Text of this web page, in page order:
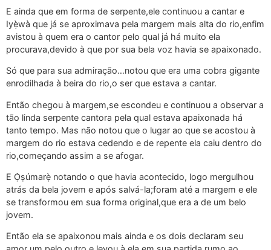
E ainda que em forma de serpente,ele continuou a cantar e
Iyẹ̀wà que já se aproximava pela margem mais alta do rio,enfim
avistou à quem era o cantor pelo qual já há muito ela
procurava,devido à que por sua bela voz havia se apaixonado.
Só que para sua admiração…notou que era uma cobra gigante
enrodilhada à beira do rio,o ser que estava a cantar.
Então chegou à margem,se escondeu e continuou a observar a
tão linda serpente cantora pela qual estava apaixonada há
tanto tempo. Mas não notou que o lugar ao que se acostou à
margem do rio estava cedendo e de repente ela caiu dentro do
rio,começando assim a se afogar.
E Ọ̀ṣúmarẹ̀ notando o que havia acontecido, logo mergulhou
atrás da bela jovem e após salvá-la;foram até a margem e ele
se transformou em sua forma original,que era a de um belo
jovem.
Então ela se apaixonou mais ainda e os dois declaram seu